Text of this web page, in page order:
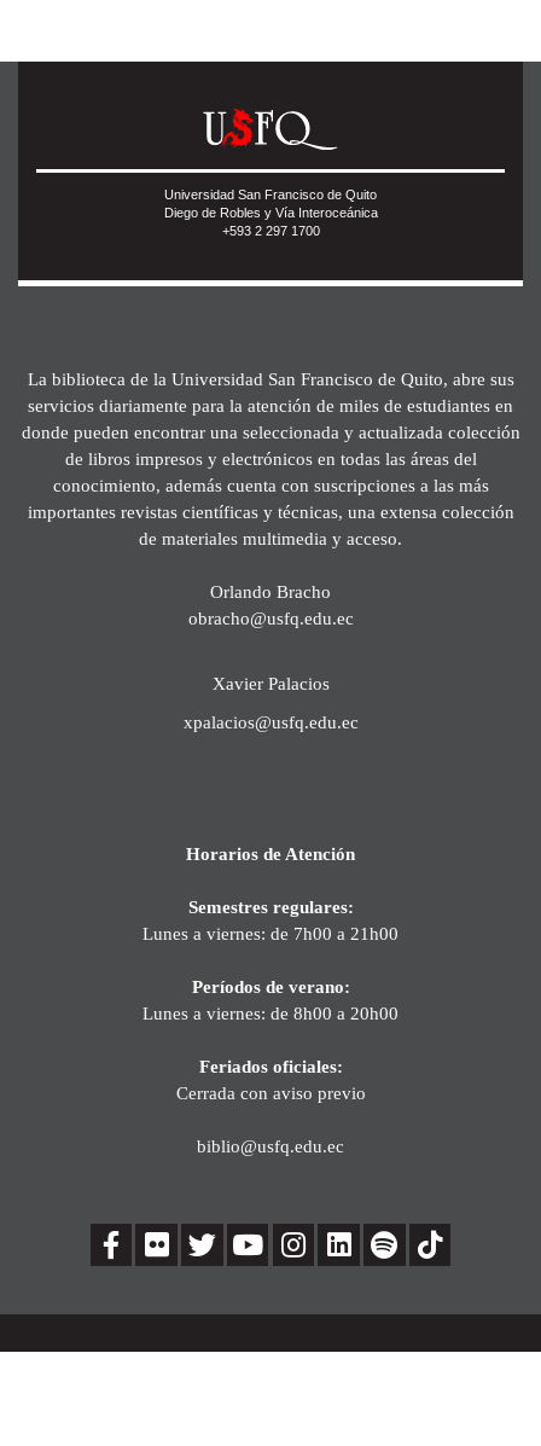
Universidad San Francisco de Quito
Diego de Robles y Vía Interoceánica
+593 2 297 1700
La biblioteca de la Universidad San Francisco de Quito, abre sus
servicios diariamente para la atención de miles de estudiantes en
donde pueden encontrar una seleccionada y actualizada colección
de libros impresos y electrónicos en todas las áreas del
conocimiento, además cuenta con suscripciones a las más
importantes revistas científicas y técnicas, una extensa colección
de materiales multimedia y acceso.
Orlando Bracho
obracho@usfq.edu.ec
Xavier Palacios
xpalacios@usfq.edu.ec
Horarios de Atención
Semestres regulares:
Lunes a viernes: de 7h00 a 21h00
Períodos de verano:
Lunes a viernes: de 8h00 a 20h00
Feriados oficiales:
Cerrada con aviso previo
biblio@usfq.edu.ec